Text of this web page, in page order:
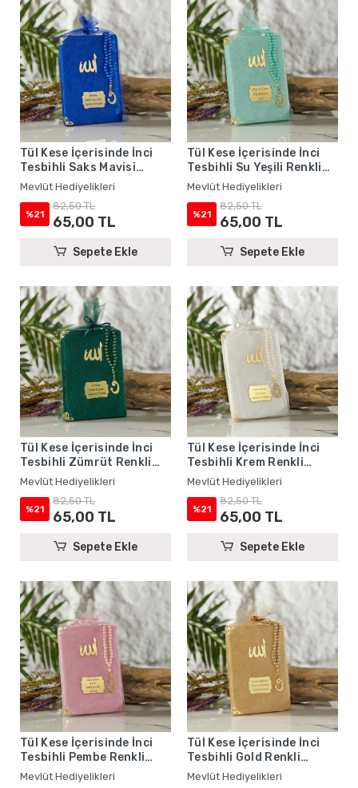
Tül Kese İçerisinde İnci
Tesbihli Saks Mavisi
Renkli Kadife Yasin Kitabı
Seti - Mevlüt Hediyelikleri
Mevlüt Hediyelikleri
%21
82,50 TL
65,00 TL
Sepete Ekle
Tül Kese İçerisinde İnci
Tesbihli Su Yeşili Renkli
Kadife Yasin Kitabı Seti -
Mevlüt Hediyelikleri
Mevlüt Hediyelikleri
%21
82,50 TL
65,00 TL
Sepete Ekle
Tül Kese İçerisinde İnci
Tesbihli Zümrüt Renkli
Kadife Yasin Kitabı Seti -
Mevlüt Hediyelikleri
Mevlüt Hediyelikleri
%21
82,50 TL
65,00 TL
Sepete Ekle
Tül Kese İçerisinde İnci
Tesbihli Krem Renkli
Kadife Yasin Kitabı Seti -
Mevlüt Hediyelikleri
Mevlüt Hediyelikleri
%21
82,50 TL
65,00 TL
Sepete Ekle
Tül Kese İçerisinde İnci
Tesbihli Pembe Renkli
Kadife Yasin Kitabı Seti -
Mevlüt Hediyelikleri
Tül Kese İçerisinde İnci
Tesbihli Gold Renkli
Kadife Yasin Kitabı Seti -
Mevlüt Hediyelikleri